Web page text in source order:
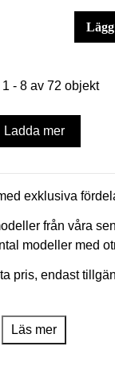
- 8 av 72 objekt
Ladda mer
exklusiva
från våra
modeller med
pris, endast
Läs mer